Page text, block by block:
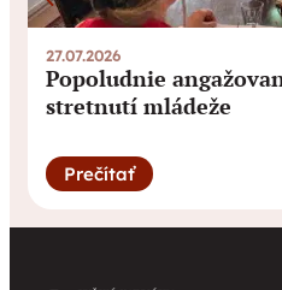
27.07.2026
Popoludnie
stretnutí mládeže
Prečítať